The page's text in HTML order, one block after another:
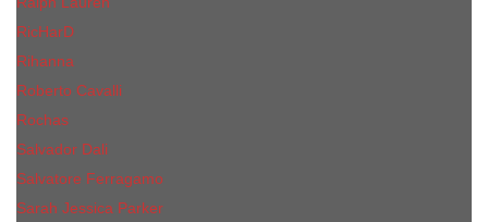
RicHarD
Rihanna
Roberto Cavalli
Rochas
Salvador Dali
Salvatore Ferragamo
Sarah Jessica Parker